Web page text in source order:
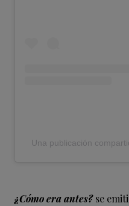
Una publicación
¿Cómo era antes?se